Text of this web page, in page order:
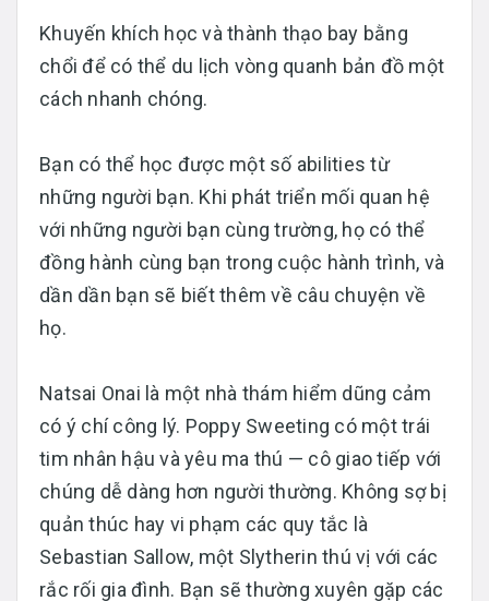
Khuyến khích học và thành thạo bay bằng
chổi để có thể du lịch vòng quanh bản đồ một
cách nhanh chóng.
Bạn có thể học được một số abilities từ
những người bạn. Khi phát triển mối quan hệ
với những người bạn cùng trường, họ có thể
đồng hành cùng bạn trong cuộc hành trình, và
dần dần bạn sẽ biết thêm về câu chuyện về
họ.
Natsai Onai là một nhà thám hiểm dũng cảm
có ý chí công lý. Poppy Sweeting có một trái
tim nhân hậu và yêu ma thú — cô giao tiếp với
chúng dễ dàng hơn người thường. Không sợ bị
quản thúc hay vi phạm các quy tắc là
Sebastian Sallow, một Slytherin thú vị với các
rắc rối gia đình. Bạn sẽ thường xuyên gặp các